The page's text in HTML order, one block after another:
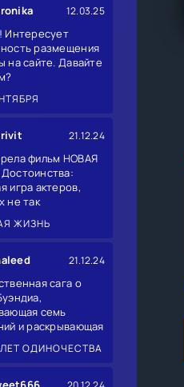
12.03.25
Интересует
размещения
на сайте. Давайте
21.12.24
фильм НОВАЯ
игра актеров,
не так
ЖИЗНЬ
21.12.24
сага о
семь
и раскрывающая
ОДИНОЧЕСТВА